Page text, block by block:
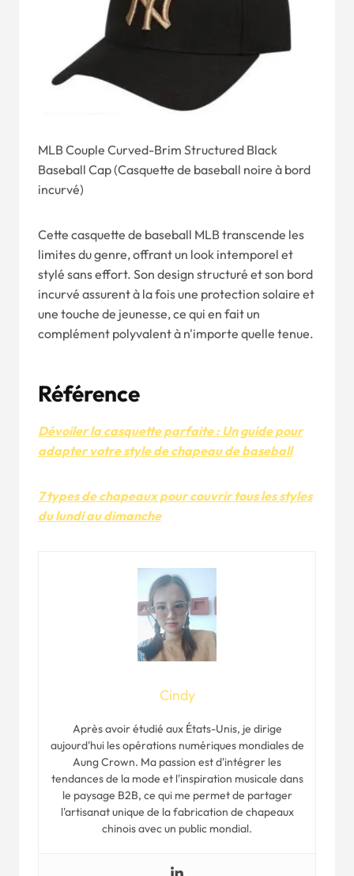
MLB Couple Curved-Brim Structured Black
Baseball Cap (Casquette de baseball noire à bord
incurvé)
Cette casquette de baseball MLB transcende les
limites du genre, offrant un look intemporel et
stylé sans effort. Son design structuré et son bord
incurvé assurent à la fois une protection solaire et
une touche de jeunesse, ce qui en fait un
complément polyvalent à n'importe quelle tenue.
Référence
Dévoiler la casquette parfaite : Un guide pour
adapter votre style de chapeau de baseball
7 types de chapeaux pour couvrir tous les styles
du lundi au dimanche
Cindy
Après avoir étudié aux États-Unis, je dirige
aujourd'hui les opérations numériques mondiales de
Aung Crown. Ma passion est d'intégrer les
tendances de la mode et l'inspiration musicale dans
le paysage B2B, ce qui me permet de partager
l'artisanat unique de la fabrication de chapeaux
chinois avec un public mondial.